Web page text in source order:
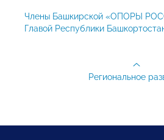
Члены Башкирской «ОПОРЫ
Главой Республики
Региональное